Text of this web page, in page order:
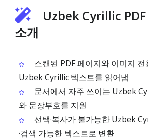
Uzbek Cyrillic PDF
소개
스캔된 PDF 페이지와 이미지 전
Uzbek Cyrillic 텍스트를 읽어냄
문서에서 자주 쓰이는 Uzbek
와 문장부호를 지원
선택·복사가 불가능한 Uzbek
·검색 가능한 텍스트로 변환